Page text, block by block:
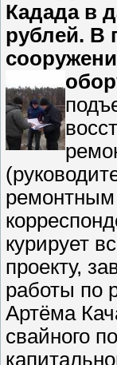
Кадада в
рублей. В
ремонтным
курирует
проекту,
работы по
Артёма
свайного